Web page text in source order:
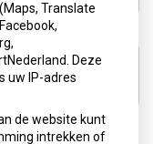
Translate
Deze
uw IP-adres
de website kunt
intrekken of